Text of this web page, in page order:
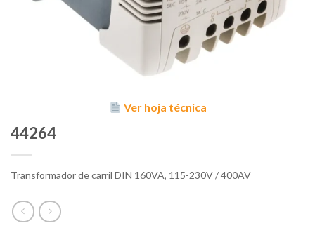
Ver hoja técnica
44264
Transformador de carril DIN 160VA, 115-230V / 400AV